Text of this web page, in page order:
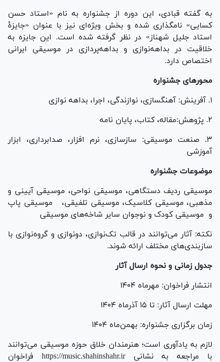
به گفته قبادی، این دوره از جشنواره به نام «استاد حسن
کسایی» نامگذاری شده و بخش ویژه‌ای نیز با عنوان «جایزۀ
استاد جلیل شهناز» در نظر گرفته شده است. این جایزه به
خلاقیت در بداهه‌نوازی و بداهه‌پردازی در موسیقی ایرانی
اختصاص دارد.
محور‌های جشنواره
۱. آفرینش: آهنگسازی، نوازندگی، اجرا، بداهه نوازی
۲. پژوهش:مقاله، کتاب، پایان نامه
۳. صنعت موسیقی: سازسازی، نرم افزار، صدابرداری، ابزار
آموزشی
موضوعات جشنواره
موسیقی ردیف دستگاهی، موسیقی نواحی، موسیقی آیینی و
مذهبی، موسیقی کلاسیک، موسیقی تلفیقی، موسیقی پاپ
و موسیقی کودک و نوجوان سایر شاخه‌های موسیقی
نکته: آثار می‌توانند در قالب تک‌نوازی، دونوازی و گروه‌نوازی با
سازبندی‌های مختلف ارائه شوند.
جدول زمانی و نحوه ارسال آثار
انتشار فراخوان: مهرماه ۱۴۰۴
مهلت ارسال آثار: تا ۱۵ آذرماه ۱۴۰۴
زمان برگزاری جشنواره: بهمن‌ماه ۱۴۰۴
لازم به یادآوری است؛ هنرمندان خلاق حوزه موسیقی می‌توانند
با مراجعه به نشانی https://music.shahinshahr.ir فراخوان